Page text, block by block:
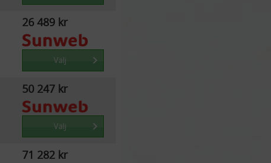
26 489 kr
Välj
50 247 kr
Välj
71 282 kr